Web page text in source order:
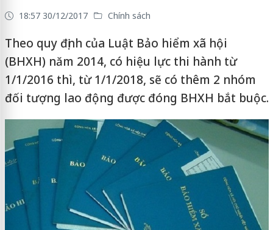
18:57 30/12/2017 Chính sách
Theo quy định của Luật Bảo hiểm xã hội
(BHXH) năm 2014, có hiệu lực thi hành từ
1/1/2016 thì, từ 1/1/2018, sẽ có thêm 2 nhóm
đối tượng lao động được đóng BHXH bắt buộc.